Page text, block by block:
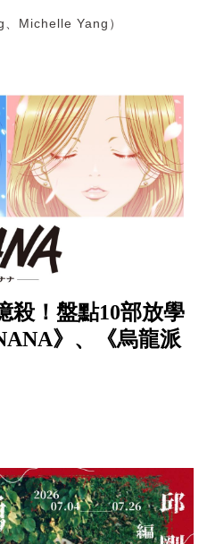
Michelle Yang）
殺！盤點10部放學
》、《烏龍派